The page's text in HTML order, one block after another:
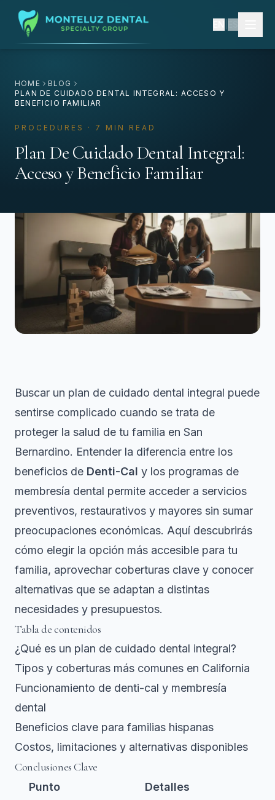
HOME
BLOG
PLAN DE CUIDADO DENTAL INTEGRAL: ACCESO Y
BENEFICIO FAMILIAR
PROCEDURES · 7 MIN READ
Plan De Cuidado Dental Integral:
Acceso y Beneficio Familiar
Buscar un plan de cuidado dental integral puede
sentirse complicado cuando se trata de
proteger la salud de tu familia en San
Bernardino. Entender la diferencia entre los
beneficios de Denti-Cal y los programas de
membresía dental permite acceder a servicios
preventivos, restaurativos y mayores sin sumar
preocupaciones económicas. Aquí descubrirás
cómo elegir la opción más accesible para tu
familia, aprovechar coberturas clave y conocer
alternativas que se adaptan a distintas
necesidades y presupuestos.
Tabla de contenidos
¿Qué es un plan de cuidado dental integral?
Tipos y coberturas más comunes en California
Funcionamiento de denti-cal y membresía
dental
Beneficios clave para familias hispanas
Costos, limitaciones y alternativas disponibles
Conclusiones Clave
Punto Detalles